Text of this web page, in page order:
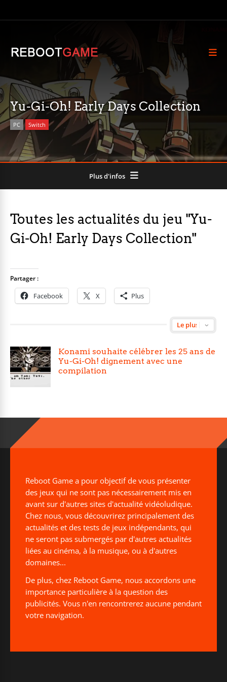
Yu-Gi-Oh! Early Days Collection
PC Switch
Plus d'infos
Toutes les actualités du jeu "Yu-
Gi-Oh! Early Days Collection"
Partager :
Facebook X Plus
Konami souhaite célébrer les 25 ans de
Yu-Gi-Oh! dignement avec une
compilation
Reboot Game a pour objectif de vous présenter
des jeux qui ne sont pas nécessairement mis en
avant sur d'autres sites d'actualité vidéoludique.
Chez nous, vous découvrirez principalement des
actualités et des tests de jeux indépendants, qui
ne seront pas submergés par d'autres actualités
liées au cinéma, à la musique, ou à d'autres
domaines...
De plus, chez Reboot Game, nous accordons une
importance particulière à la question des
publicités. Vous n'en rencontrerez aucune pendant
votre navigation.